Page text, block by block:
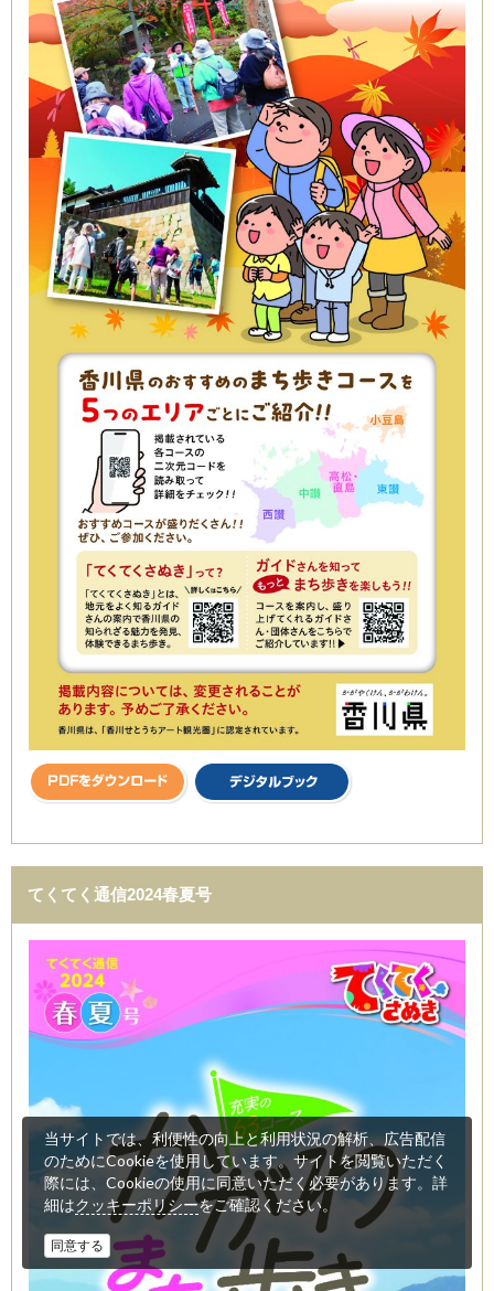
てくてく通信2024春夏号
当サイトでは、利便性の向上と利用状況の解析、広告配信
のためにCookieを使用しています。サイトを閲覧いただく
際には、Cookieの使用に同意いただく必要があります。詳
細はクッキーポリシーをご確認ください。
同意する